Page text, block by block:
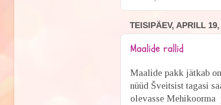
TEISIPÄEV, APRILL
Maalide rallid
Maalide pakk jätkab
nüüd Šveitsist tagasi
olevasse Mehikoorma